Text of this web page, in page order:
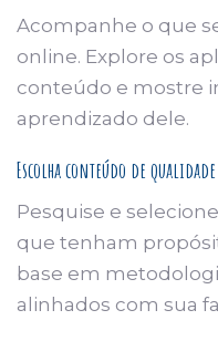
Acompanhe o que
online. Explore os
conteúdo e mostre
aprendizado dele.
Escolha conteúdo de qualidade
Pesquise e
que tenham
base em
alinhados com sua